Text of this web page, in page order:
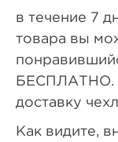
в течение 7
товара вы
БЕСПЛАТНО.
доставку
Как видите,